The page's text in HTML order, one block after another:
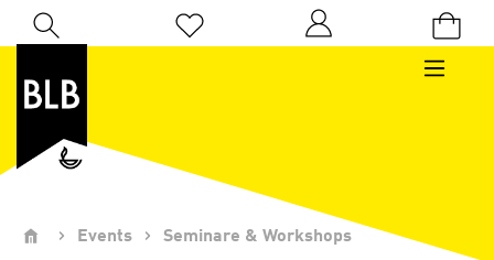
Zum Hauptinhalt springen
Du hast 0 Produkte auf dem Merkzettel
Events Seminare & Workshops